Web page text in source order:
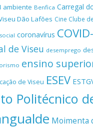
ambiente Benfica Carregal
Dão Lafões Cine Clube
coronavírus
de Viseu desemprego
ensino
de Viseu ESEV
Politécnico
Moimenta